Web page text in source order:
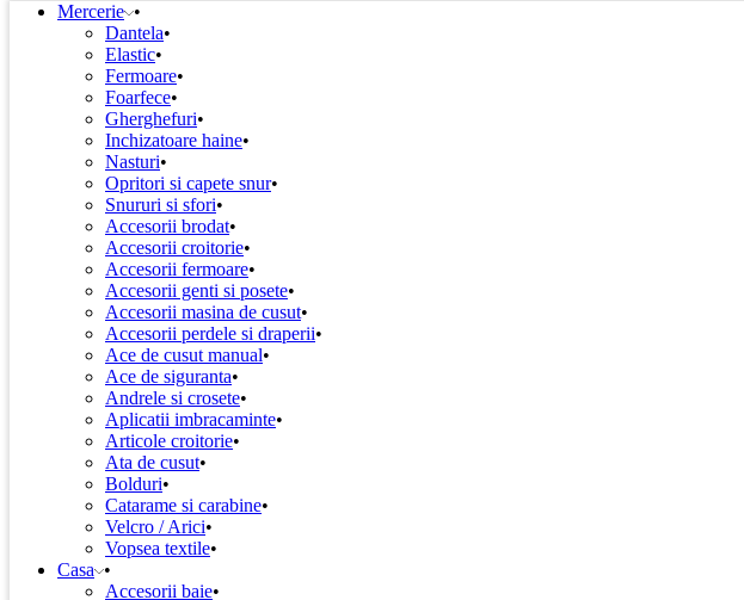
Mercerie
Dantela
Elastic
Fermoare
Foarfece
Gherghefuri
Inchizatoare haine
Nasturi
Opritori si capete snur
Snururi si sfori
Accesorii brodat
Accesorii croitorie
Accesorii fermoare
Accesorii genti si posete
Accesorii masina de cusut
Accesorii perdele si draperii
Ace de cusut manual
Ace de siguranta
Andrele si crosete
Aplicatii imbracaminte
Articole croitorie
Ata de cusut
Bolduri
Catarame si carabine
Velcro / Arici
Vopsea textile
Casa
Accesorii baie